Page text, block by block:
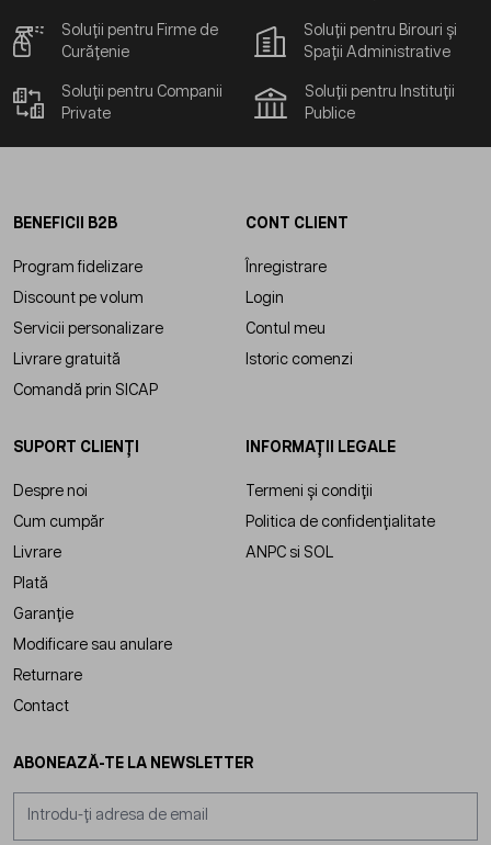
Soluții pentru Firme de
Curățenie
Soluții pentru Birouri și
Spații Administrative
Soluții pentru Companii
Private
Soluții pentru Instituții
Publice
BENEFICII B2B
Program fidelizare
Discount pe volum
Servicii personalizare
Livrare gratuită
Comandă prin SICAP
CONT CLIENT
Înregistrare
Login
Contul meu
Istoric comenzi
SUPORT CLIENȚI
Despre noi
Cum cumpăr
Livrare
Plată
Garanție
Modificare sau anulare
Returnare
Contact
INFORMAȚII LEGALE
Termeni și condiții
Politica de confidențialitate
ANPC si SOL
ABONEAZĂ-TE LA NEWSLETTER